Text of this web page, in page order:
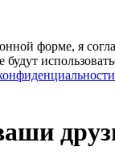
форме, я